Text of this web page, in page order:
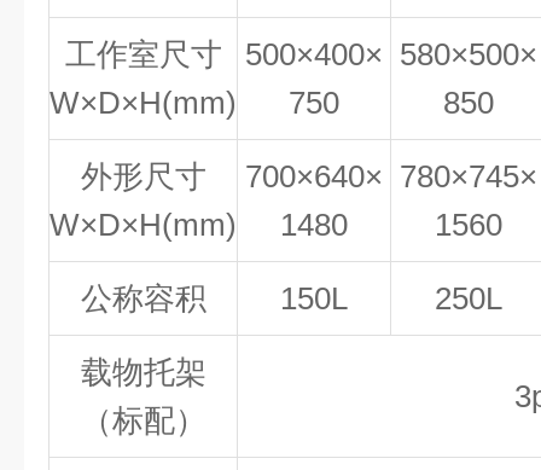
工作室尺寸
W×D×H(mm)
500×400×
750
580×500×
850
外形尺寸
W×D×H(mm)
700×640×
1480
780×745×
1560
公称容积 150L 250L
载物托架
（标配）